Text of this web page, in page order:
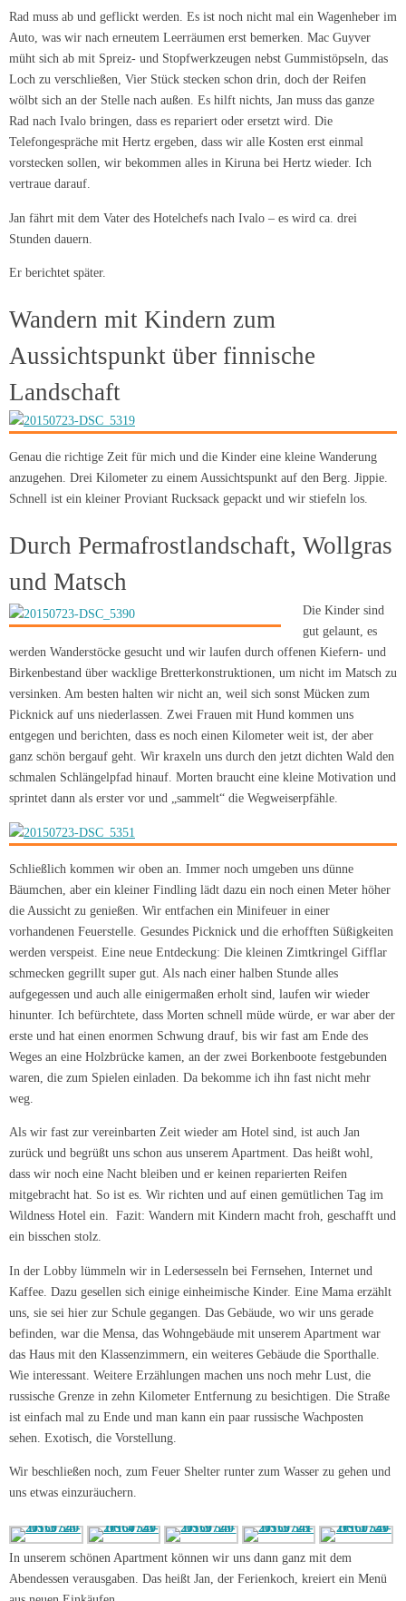
Rad muss ab und geflickt werden. Es ist noch nicht mal ein Wagenheber im
Auto, was wir nach erneutem Leerräumen erst bemerken. Mac Guyver
müht sich ab mit Spreiz- und Stopfwerkzeugen nebst Gummistöpseln, das
Loch zu verschließen, Vier Stück stecken schon drin, doch der Reifen
wölbt sich an der Stelle nach außen. Es hilft nichts, Jan muss das ganze
Rad nach Ivalo bringen, dass es repariert oder ersetzt wird. Die
Telefongespräche mit Hertz ergeben, dass wir alle Kosten erst einmal
vorstecken sollen, wir bekommen alles in Kiruna bei Hertz wieder. Ich
vertraue darauf.
Jan fährt mit dem Vater des Hotelchefs nach Ivalo – es wird ca. drei
Stunden dauern.
Er berichtet später.
Wandern mit Kindern zum
Aussichtspunkt über finnische
Landschaft
Genau die richtige Zeit für mich und die Kinder eine kleine Wanderung
anzugehen. Drei Kilometer zu einem Aussichtspunkt auf den Berg. Jippie.
Schnell ist ein kleiner Proviant Rucksack gepackt und wir stiefeln los.
Durch Permafrostlandschaft, Wollgras
und Matsch
Die Kinder sind
gut gelaunt, es
werden Wanderstöcke gesucht und wir laufen durch offenen Kiefern- und
Birkenbestand über wacklige Bretterkonstruktionen, um nicht im Matsch zu
versinken. Am besten halten wir nicht an, weil sich sonst Mücken zum
Picknick auf uns niederlassen. Zwei Frauen mit Hund kommen uns
entgegen und berichten, dass es noch einen Kilometer weit ist, der aber
ganz schön bergauf geht. Wir kraxeln uns durch den jetzt dichten Wald den
schmalen Schlängelpfad hinauf. Morten braucht eine kleine Motivation und
sprintet dann als erster vor und „sammelt“ die Wegweiserpfähle.
Schließlich kommen wir oben an. Immer noch umgeben uns dünne
Bäumchen, aber ein kleiner Findling lädt dazu ein noch einen Meter höher
die Aussicht zu genießen. Wir entfachen ein Minifeuer in einer
vorhandenen Feuerstelle. Gesundes Picknick und die erhofften Süßigkeiten
werden verspeist. Eine neue Entdeckung: Die kleinen Zimtkringel Gifflar
schmecken gegrillt super gut. Als nach einer halben Stunde alles
aufgegessen und auch alle einigermaßen erholt sind, laufen wir wieder
hinunter. Ich befürchtete, dass Morten schnell müde würde, er war aber der
erste und hat einen enormen Schwung drauf, bis wir fast am Ende des
Weges an eine Holzbrücke kamen, an der zwei Borkenboote festgebunden
waren, die zum Spielen einladen. Da bekomme ich ihn fast nicht mehr
weg.
Als wir fast zur vereinbarten Zeit wieder am Hotel sind, ist auch Jan
zurück und begrüßt uns schon aus unserem Apartment. Das heißt wohl,
dass wir noch eine Nacht bleiben und er keinen reparierten Reifen
mitgebracht hat. So ist es. Wir richten und auf einen gemütlichen Tag im
Wildness Hotel ein. Fazit: Wandern mit Kindern macht froh, geschafft und
ein bisschen stolz.
In der Lobby lümmeln wir in Ledersesseln bei Fernsehen, Internet und
Kaffee. Dazu gesellen sich einige einheimische Kinder. Eine Mama erzählt
uns, sie sei hier zur Schule gegangen. Das Gebäude, wo wir uns gerade
befinden, war die Mensa, das Wohngebäude mit unserem Apartment war
das Haus mit den Klassenzimmern, ein weiteres Gebäude die Sporthalle.
Wie interessant. Weitere Erzählungen machen uns noch mehr Lust, die
russische Grenze in zehn Kilometer Entfernung zu besichtigen. Die Straße
ist einfach mal zu Ende und man kann ein paar russische Wachposten
sehen. Exotisch, die Vorstellung.
Wir beschließen noch, zum Feuer Shelter runter zum Wasser zu gehen und
uns etwas einzuräuchern.
In unserem schönen Apartment können wir uns dann ganz mit dem
Abendessen verausgaben. Das heißt Jan, der Ferienkoch, kreiert ein Menü